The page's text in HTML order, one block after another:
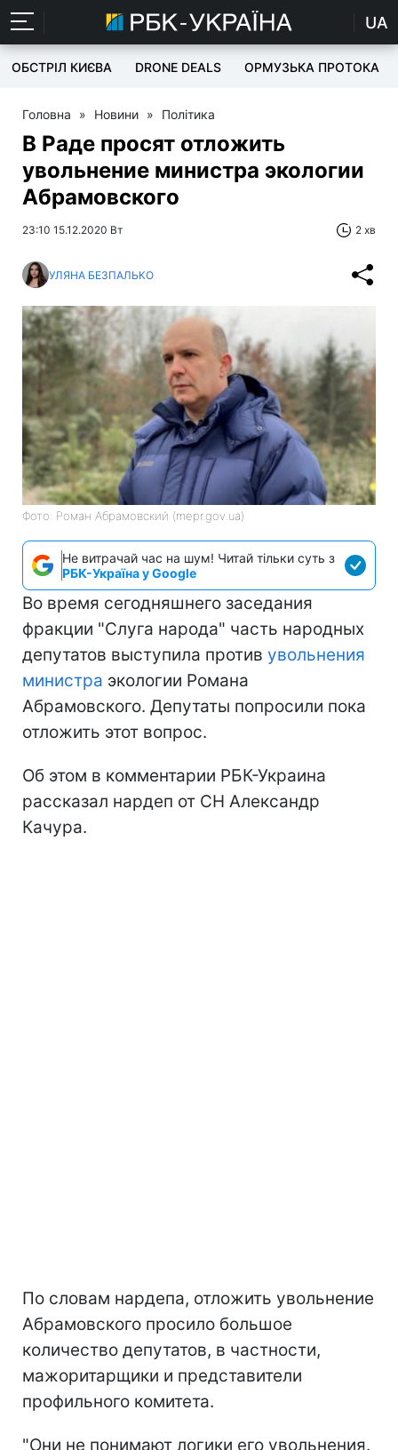
UA
ОБСТРІЛ КИЄВА DRONE DEALS ОРМУЗЬКА ПРОТОКА
Головна » Новини » Політика
В Раде просят отложить
увольнение министра экологии
Абрамовского
23:10 15.12.2020 Вт 2 хв
УЛЯНА БЕЗПАЛЬКО
Фото: Роман Абрамовский (mepr.gov.ua)
Не витрачай час на шум! Читай тільки суть з
РБК-Україна у Google
Во время сегодняшнего заседания
фракции "Слуга народа" часть народных
депутатов выступила против увольнения
министра экологии Романа
Абрамовского. Депутаты попросили пока
отложить этот вопрос.
Об этом в комментарии РБК-Украина
рассказал нардеп от СН Александр
Качура.
По словам нардепа, отложить увольнение
Абрамовского просило большое
количество депутатов, в частности,
мажоритарщики и представители
профильного комитета.
"Они не понимают логики его увольнения.